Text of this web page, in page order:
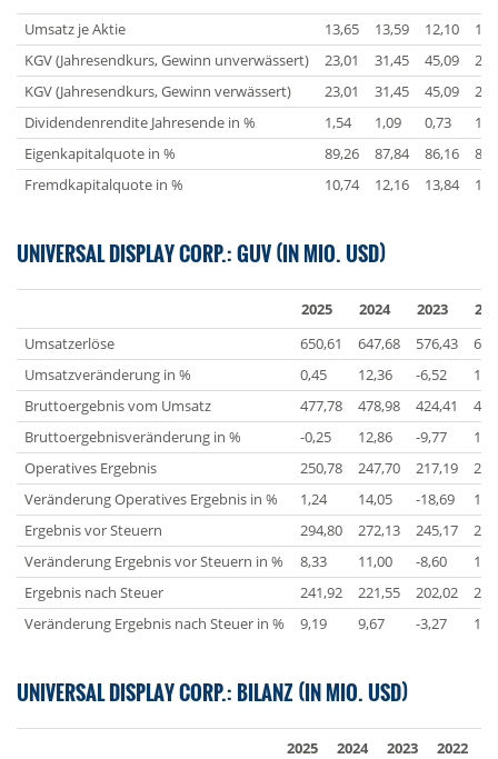
Umsatz je Aktie
13,65 13,59 12,10
KGV (Jahresendkurs, Gewinn unverwässert)
23,01 31,45 45,09
KGV (Jahresendkurs, Gewinn verwässert)
23,01 31,45 45,09
Dividendenrendite Jahresende in %
1,54 1,09 0,73
Eigenkapitalquote in %
89,26 87,84 86,16
Fremdkapitalquote in %
10,74 12,16 13,84
UNIVERSAL DISPLAY CORP.: GUV (IN MIO. USD)
2025 2024 2023
Umsatzerlöse
650,61 647,68 576,43
Umsatzveränderung in %
0,45 12,36 -6,52
Bruttoergebnis vom Umsatz
477,78 478,98 424,41
Bruttoergebnisveränderung in %
-0,25 12,86 -9,77
Operatives Ergebnis
250,78 247,70 217,19
Veränderung Operatives Ergebnis in %
1,24 14,05 -18,69
Ergebnis vor Steuern
294,80 272,13 245,17
Veränderung Ergebnis vor Steuern in %
8,33 11,00 -8,60
Ergebnis nach Steuer
241,92 221,55 202,02
Veränderung Ergebnis nach Steuer in %
9,19 9,67 -3,27
UNIVERSAL DISPLAY CORP.: BILANZ (IN MIO. USD)
2025 2024 2023 2022